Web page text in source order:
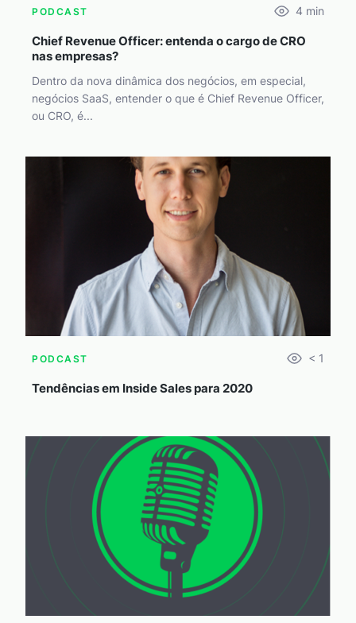
PODCAST 4 min
Chief Revenue Officer: entenda o cargo de CRO
nas empresas?
Dentro da nova dinâmica dos negócios, em especial,
negócios SaaS, entender o que é Chief Revenue Officer,
ou CRO, é...
PODCAST < 1
Tendências em Inside Sales para 2020